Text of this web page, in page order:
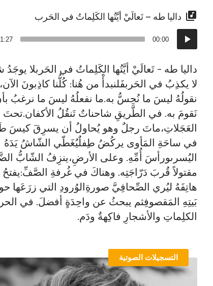
داليا طه – تَعالَيْ أيَّتُها الكَلِماتُ في الحَرب
مشغل
الصوت
00:00
داليا طه – تَعالَيْ أيَّتُها الكَلِماتُ في الحَربلا
لا يكذِبُ في الحَربفَلنبدأْ من هُنا: كُلُّنا كاذِبونَ
نقولُهُ ليسَ ما نُحِسُّ به.ما نفعلُهُ ليسَ ما نرغبُ
نَقومَ به. في الطَّريقِ شاحناتٌ تَنقُلُ الأكفان.تحتَ
العَجَلاتِ،ماتَ رجلٌ وهو يُحاولُ أن يسرِقَ كيسَ
في ساحَةِ المَأوى يركُضُ طِفلٌيُغَطّي الشّاشُ يَدَهُ
اليُسرىورأسَ أُمِّهِ. وعلى الأرضِ،ينزِفُ الشّابُّ
مقتولاً قُربَ دَرّاجَتِه. وهناكَ في غُرفةِ
هاتِفَهُ ليُري الصِّحافِيَّ صورةِالوُرودِ التي زرَعَها
بَيتِهِ المَقصوفِثم يبحثُ عن واحِدَةٍ أفضلَ. في
الكلِماتِ والأشجارِ فاكِهةٌ ودَم.
التسجيلات الصوتية